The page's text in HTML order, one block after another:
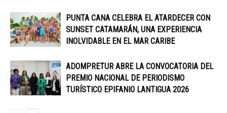
PUNTA CANA CELEBRA EL ATARDECER CON
SUNSET CATAMARÁN, UNA EXPERIENCIA
INOLVIDABLE EN EL MAR CARIBE
ADOMPRETUR ABRE LA CONVOCATORIA DEL
PREMIO NACIONAL DE PERIODISMO
TURÍSTICO EPIFANIO LANTIGUA 2026